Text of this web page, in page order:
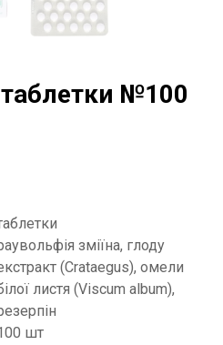
№100
зміїна, глоду
(Crataegus), омели
листя (Viscum album),
шт